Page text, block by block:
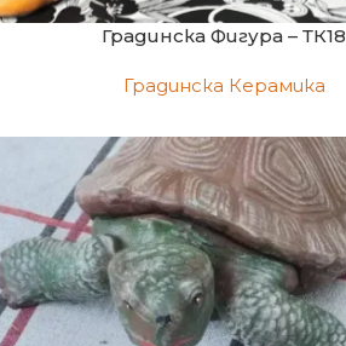
Градинска Фигура – ТК18
Градинска Керамика